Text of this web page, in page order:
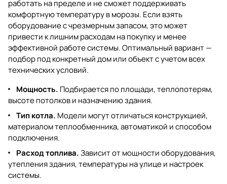
работать на пределе и не сможет поддерживать
комфортную температуру в морозы. Если взять
оборудование с чрезмерным запасом, это может
привести к лишним расходам на покупку и менее
эффективной работе системы. Оптимальный вариант —
подбор под конкретный дом или объект с учетом всех
технических условий.
Мощность. Подбирается по площади, теплопотерям,
высоте потолков и назначению здания.
Тип котла. Модели могут отличаться конструкцией,
материалом теплообменника, автоматикой и способом
подключения.
Расход топлива.Зависит от мощности оборудования,
утепления здания, температуры на улице и настроек
системы.